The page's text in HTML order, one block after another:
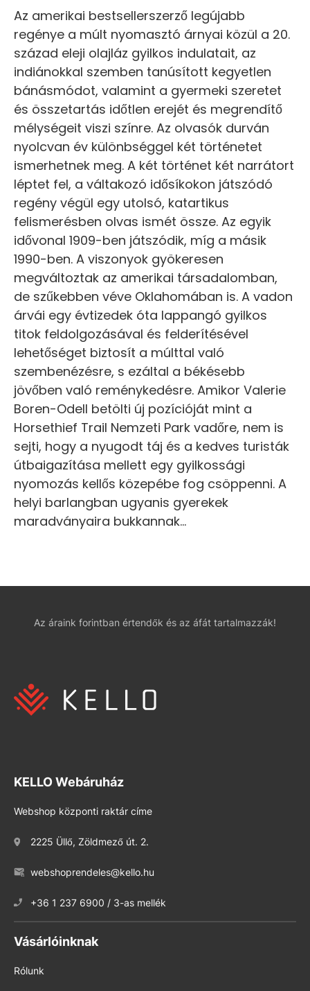
Az amerikai bestsellerszerző legújabb
regénye a múlt nyomasztó árnyai közül a 20.
század eleji olajláz gyilkos indulatait, az
indiánokkal szemben tanúsított kegyetlen
bánásmódot, valamint a gyermeki szeretet
és összetartás időtlen erejét és megrendítő
mélységeit viszi színre. Az olvasók durván
nyolcvan év különbséggel két történetet
ismerhetnek meg. A két történet két narrátort
léptet fel, a váltakozó idősíkokon játszódó
regény végül egy utolsó, katartikus
felismerésben olvas ismét össze. Az egyik
idővonal 1909-ben játszódik, míg a másik
1990-ben. A viszonyok gyökeresen
megváltoztak az amerikai társadalomban,
de szűkebben véve Oklahomában is. A vadon
árvái egy évtizedek óta lappangó gyilkos
titok feldolgozásával és felderítésével
lehetőséget biztosít a múlttal való
szembenézésre, s ezáltal a békésebb
jövőben való reménykedésre. Amikor Valerie
Boren-Odell betölti új pozícióját mint a
Horsethief Trail Nemzeti Park vadőre, nem is
sejti, hogy a nyugodt táj és a kedves turisták
útbaigazítása mellett egy gyilkossági
nyomozás kellős közepébe fog csöppenni. A
helyi barlangban ugyanis gyerekek
maradványaira bukkannak…
Az áraink forintban értendők és az áfát tartalmazzák!
KELLO Webáruház
Webshop központi raktár címe
2225 Üllő, Zöldmező út. 2.
webshoprendeles@kello.hu
+36 1 237 6900 / 3-as mellék
Vásárlóinknak
Rólunk